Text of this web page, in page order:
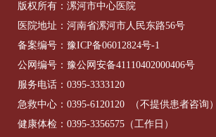
版权所有：漯河市中心医院
医院地址：河南省漯河市人民东路56号
备案编号： 豫ICP备06012824号-1
公网编号： 豫公网安备41110402000406号
服务电话： 0395-3333120
急救中心： 0395-6120120
（不提供患者咨询）
健康体检： 0395-3356575 （工作日）